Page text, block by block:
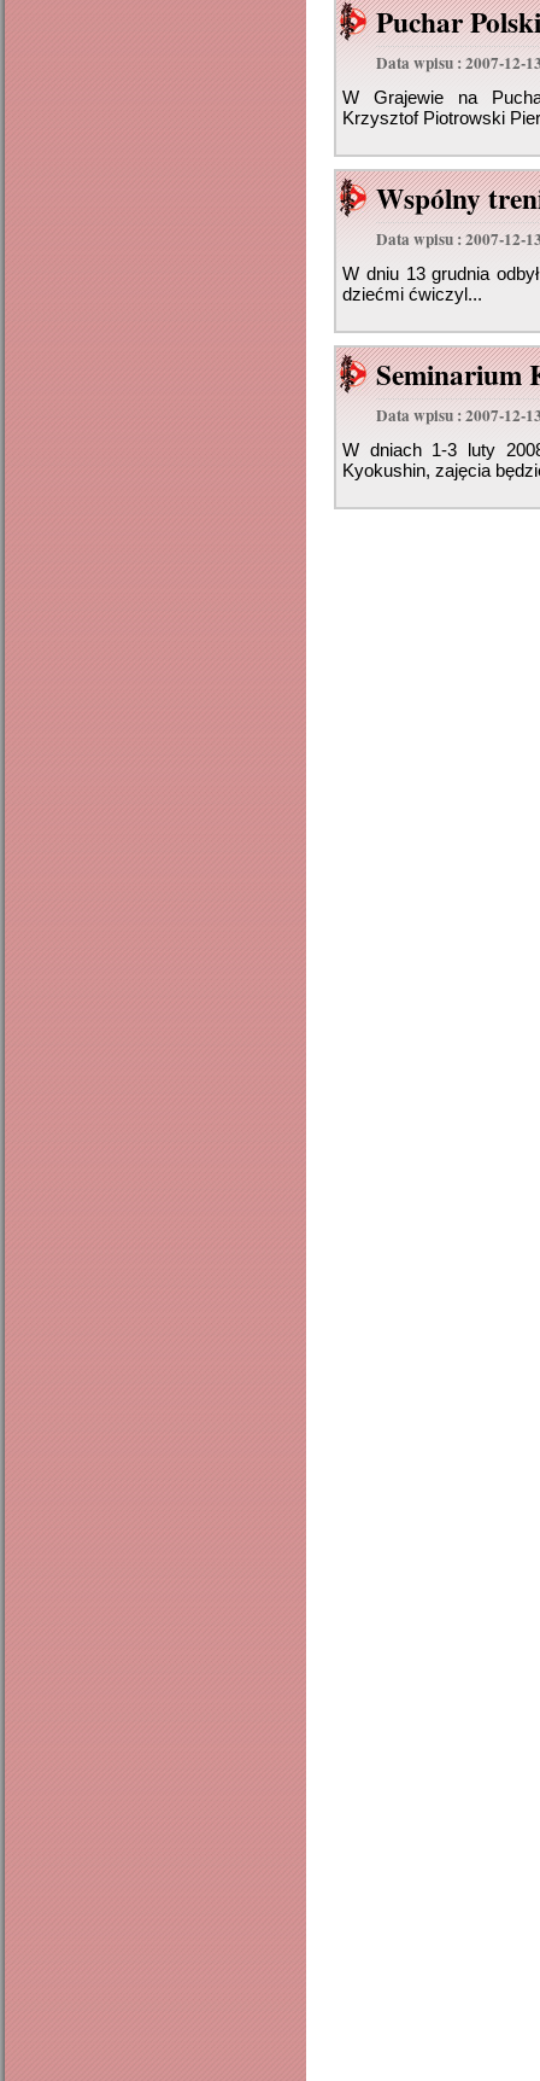
Puchar
Data wpisu : 2007-12-
W Grajewie na
Krzysztof Piotrowski
Wspólny
Data wpisu : 2007-12-
W dniu 13 grudnia
dziećmi ćwiczyl...
Seminarium
Data wpisu : 2007-12-
W dniach 1-3 luty
Kyokushin, zajęcia